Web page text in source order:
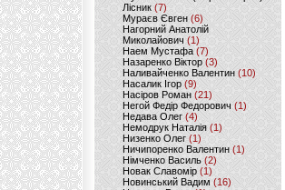
Лісник (7)
Мураєв Євген(6)
Нагорний Анатолій
Миколайович (1)
Наем Мустафа (7)
Назаренко Віктор (3)
Наливайченко Валентин (10)
Насалик Ігор(9)
Насіров Роман (21)
Негой Федір Федорович(1)
Недава Олег(4)
Немодрук Наталія(1)
Низенко Олег (1)
Ничипоренко Валентин (1)
Німченко Василь (2)
Новак Славомір (1)
Новинський Вадим (16)